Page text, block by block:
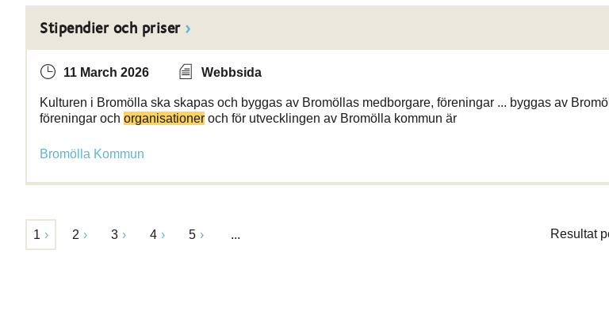
Stipendier och priser
11 March 2026 Webbsida
Kulturen i Bromölla ska skapas och byggas av Bromöllas medborgare, föreningar ... byggas av
föreningar och organisationer och för utvecklingen av Bromölla kommun är
Bromölla Kommun
1 2 3 4 5 ... Resultat